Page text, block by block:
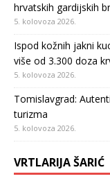
hrvatskih gardijskih
5. kolovoza 2026.
Ispod kožnih jakni
više od 3.300 doza
5. kolovoza 2026.
Tomislavgrad:
turizma
5. kolovoza 2026.
VRTLARIJA ŠARIĆ